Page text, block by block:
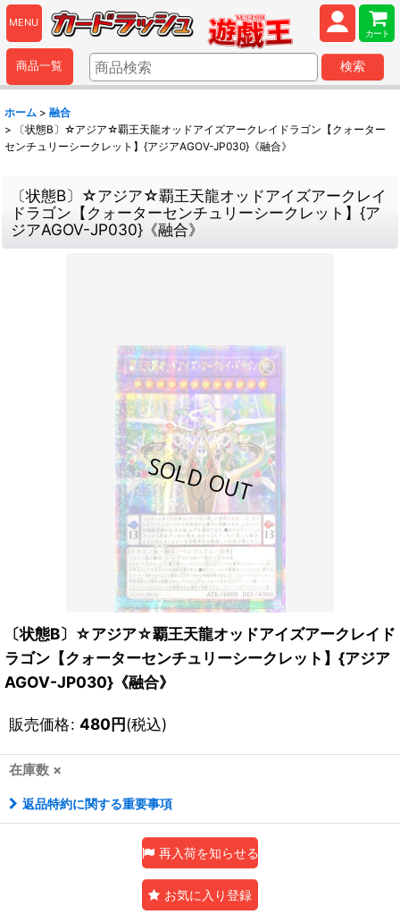
MENU
カート
商品一覧 検索
ホーム > 融合
>
〔状態B〕☆アジア☆覇王天龍オッドアイズアークレイドラゴン【クォーター
センチュリーシークレット】{アジアAGOV-JP030}《融合》
〔状態B〕☆アジア☆覇王天龍オッドアイズアークレイ
ドラゴン【クォーターセンチュリーシークレット】{ア
ジアAGOV-JP030}《融合》
〔状態B〕☆アジア☆覇王天龍オッドアイズアークレイド
ラゴン【クォーターセンチュリーシークレット】{アジア
AGOV-JP030}《融合》
販売価格: 480円(税込)
在庫数 ×
返品特約に関する重要事項
再入荷を知らせる
お気に入り登録